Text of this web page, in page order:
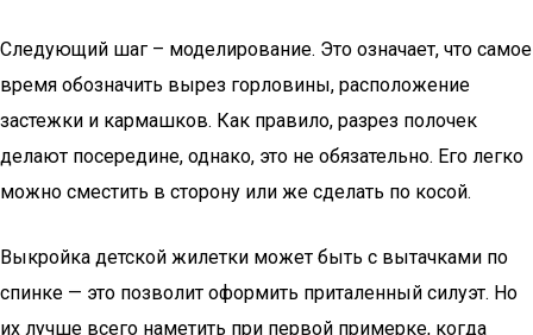
Следующий шаг – моделирование. Это означает, что самое
время обозначить вырез горловины, расположение
застежки и кармашков. Как правило, разрез полочек
делают посередине, однако, это не обязательно. Его легко
можно сместить в сторону или же сделать по косой.
Выкройка детской жилетки может быть с вытачками по
спинке — это позволит оформить приталенный силуэт. Но
их лучше всего наметить при первой примерке, когда